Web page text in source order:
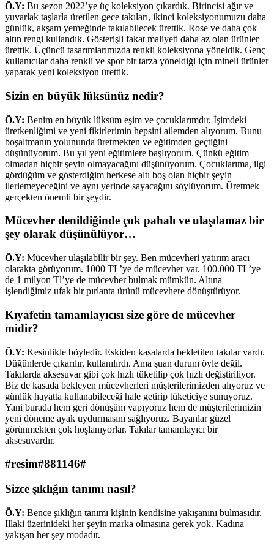
Ö.Y: Bu sezon 2022’ye üç koleksiyon çıkardık. Birincisi ağır ve
yuvarlak taşlarla üretilen gece takıları, ikinci koleksiyonumuzu daha
günlük, akşam yemeğinde takılabilecek ürettik. Rose ve daha çok
altın rengi kullandık. Gösterişli fakat maliyeti daha az olan ürünler
ürettik. Üçüncü tasarımlarımızda renkli koleksiyona yöneldik. Genç
kullanıcılar daha renkli ve spor bir tarza yöneldiği için mineli ürünler
yaparak yeni koleksiyon ürettik.
Sizin en büyük lüksünüz nedir?
Ö.Y: Benim en büyük lüksüm eşim ve çocuklarımdır. İşimdeki
üretkenliğimi ve yeni fikirlerimin hepsini ailemden alıyorum. Bunu
boşaltmanın yolununda üretmekten ve eğitimden geçtiğini
düşünüyorum. Bu yıl yeni eğitimlere başlıyorum. Çünkü eğitim
olmadan hiçbir şeyin olmayacağını düşünüyorum. Çocuklarıma, ilgi
gördüğüm ve gösterdiğim herkese altı boş olan hiçbir şeyin
ilerlemeyeceğini ve aynı yerinde sayacağını söylüyorum. Üretmek
gerçekten önemli bir şeydir.
Mücevher denildiğinde çok pahalı ve ulaşılamaz bir
şey olarak düşünülüyor…
Ö.Y: Mücevher ulaşılabilir bir şey. Ben mücevheri yatırım aracı
olarakta görüyorum. 1000 TL’ye de mücevher var. 100.000 TL’ye
de 1 milyon Tl’ye de mücevher bulmak mümkün. Altına
işlendiğimiz ufak bir pırlanta ürünü mücevhere dönüştürüyor.
Kıyafetin tamamlayıcısı size göre de mücevher
midir?
Ö.Y: Kesinlikle böyledir. Eskiden kasalarda bekletilen takılar vardı.
Düğünlerde çıkarılır, kullanılırdı. Ama şuan durum öyle değil.
Takılarda aksesuvar gibi çok hızlı tüketilip çok hızlı değiştiriliyor.
Biz de kasada bekleyen mücevherleri müşterilerimizden alıyoruz ve
günlük hayatta kullanabileceği hale getirip tüketiciye sunuyoruz.
Yani burada hem geri dönüşüm yapıyoruz hem de müşterilerimizin
yeni döneme ayak uydurmasını sağlıyoruz. Bayanlar güzel
görünmekten çok hoşlanıyorlar. Takılar tamamlayıcı bir
aksesuvardır.
#resim#881146#
Sizce şıklığın tanımı nasıl?
Ö.Y: Bence şıklığın tanımı kişinin kendisine yakışanını bulmasıdır.
Illaki üzerinideki her şeyin marka olmasına gerek yok. Kadına
yakışan her şey modadır.